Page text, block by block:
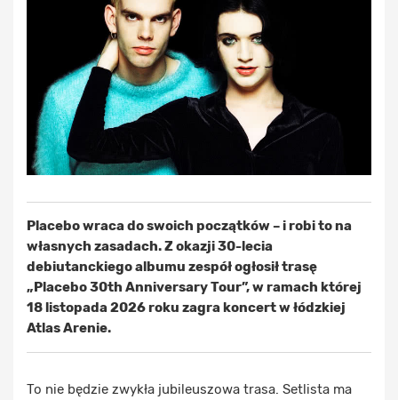
Placebowraca do swoich początków – i robi to na
własnych zasadach. Z okazji 30-lecia
debiutanckiego albumu zespół ogłosił trasę
„Placebo 30th Anniversary Tour”, w ramach której
18 listopada 2026 roku zagra koncert w łódzkiej
Atlas Arenie.
To nie będzie zwykła jubileuszowa trasa. Setlista ma